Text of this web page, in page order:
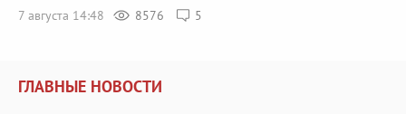
7 августа 14:48
8576 5
ГЛАВНЫЕ НОВОСТИ